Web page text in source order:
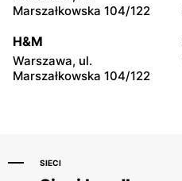
Grodzisk Mazowiecki, ul.
CCC
Mińsk Mazowiecki, ul.
Marszałkowska 104/122
H&M
Warszawa, ul.
Marszałkowska 104/122
SIECI